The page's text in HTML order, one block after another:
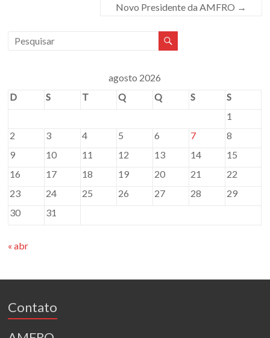
Novo Presidente da AMFRO →
agosto 2026
D
S T Q Q S
S
1
2
3 4 5 6 7
8
9
10 11 12 13 14
15
16
17 18 19 20 21
22
23
24 25 26 27 28
29
30
31
« abr
Contato